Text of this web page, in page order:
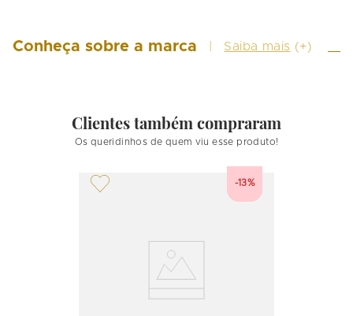
Conheça sobre a marca Saiba mais (+)
Clientes também compraram
Os queridinhos de quem viu esse produto!
-13%